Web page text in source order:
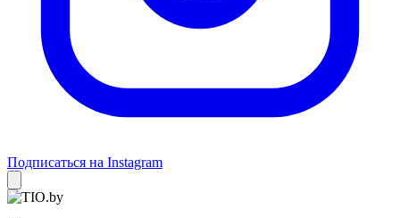
Подписаться на Instagram